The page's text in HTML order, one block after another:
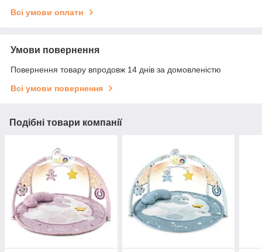
Всі умови оплати
Умови повернення
Повернення товару впродовж 14 днів за домовленістю
Всі умови повернення
Подібні товари компанії